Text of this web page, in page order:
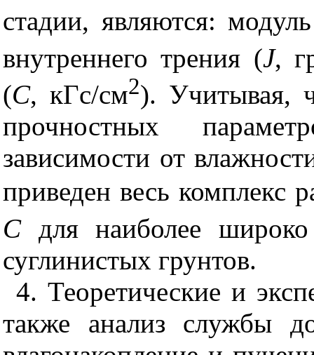
стадии, являются:
внутреннего трения (J,
(С, кГс/см2). Учитывая,
прочностных
зависимости от
приведен весь комплекс
Сдля наиболее широко
суглинистых грунтов.
4. Теоретические и
также анализ службы